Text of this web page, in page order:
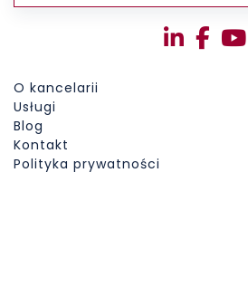
O kancelarii
Usługi
Blog
Kontakt
Polityka prywatności